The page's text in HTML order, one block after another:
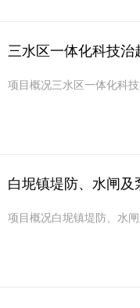
三水区一体化科技治
项目概况三水区一体化科
白坭镇堤防、水闸
项目概况白坭镇堤防、水